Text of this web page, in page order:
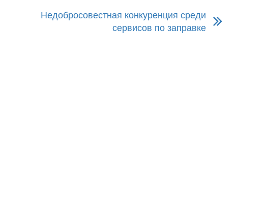
Недобросовестная конкуренция среди
сервисов по заправке